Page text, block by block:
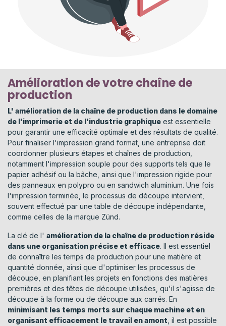
Amélioration de votre chaîne de
production
L' amélioration de la chaîne de production dans le domaine
de l'imprimerie et de l'industrie graphique est essentielle
pour garantir une efficacité optimale et des résultats de qualité.
Pour finaliser l'impression grand format, une entreprise doit
coordonner plusieurs étapes et chaînes de production,
notamment l'impression souple pour des supports tels que le
papier adhésif ou la bâche, ainsi que l'impression rigide pour
des panneaux en polypro ou en sandwich aluminium. Une fois
l'impression terminée, le processus de découpe intervient,
souvent effectué par une table de découpe indépendante,
comme celles de la marque Zünd.
La clé de l' amélioration de la chaîne de production réside
dans une organisation précise et efficace. Il est essentiel
de connaître les temps de production pour une matière et
quantité donnée, ainsi que d'optimiser les processus de
découpe, en planifiant les projets en fonctions des matières
premières et des têtes de découpe utilisées, qu'il s'agisse de
découpe à la forme ou de découpe aux carrés. En
minimisant les temps morts sur chaque machine et en
organisant efficacement le travail en amont , il est possible